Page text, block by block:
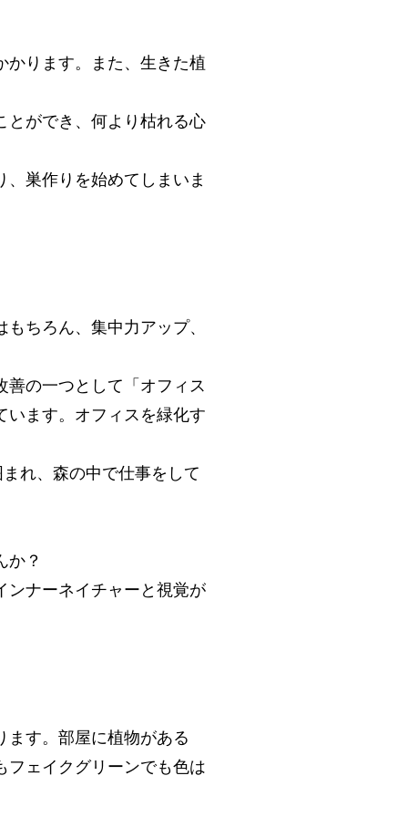
かります。また、生きた植
とができ、何より枯れる心
巣作りを始めてしまいま
ちろん、集中力アップ、
善の一つとして「オフィス
います。オフィスを緑化す
れ、森の中で仕事をして
か？
ンナーネイチャーと視覚が
ます。部屋に植物がある
フェイクグリーンでも色は